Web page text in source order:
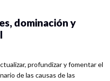
dominación y
profundizar y fomentar el
de las causas de las